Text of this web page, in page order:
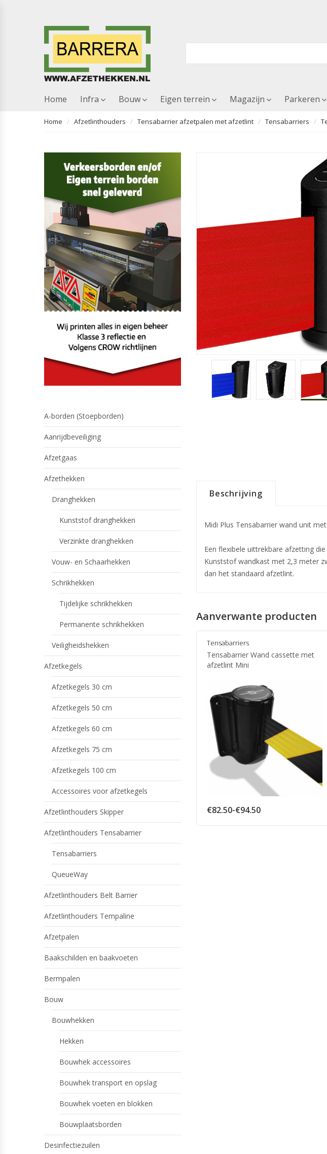
Home Infra Bouw Eigen terrein Magazijn Parkeren
Home Afzetlinthouders Tensabarrier afzetpalen met afzetlint Tensabarriers
Beschrijving
Midi Plus Tensabarrier wand unit
Een flexibele uittrekbare afzetting
Kunststof wandkast met 2,3 meter
dan het standaard afzetlint.
Aanverwante producten
Tensabarriers
Tensabarrier Wand cassette met
afzetlint Mini
€82.50-€94.50Prijsklasse:
A-borden (Stoepborden)
Aanrijdbeveiliging
Afzetgaas
Afzethekken
Dranghekken
Kunststof dranghekken
Verzinkte dranghekken
Vouw- en Schaarhekken
Schrikhekken
Tijdelijke schrikhekken
Permanente schrikhekken
Veiligheidshekken
Afzetkegels
Afzetkegels 30 cm
Afzetkegels 50 cm
Afzetkegels 60 cm
Afzetkegels 75 cm
Afzetkegels 100 cm
Accessoires voor afzetkegels
Afzetlinthouders Skipper
Afzetlinthouders Tensabarrier
Tensabarriers
QueueWay
Afzetlinthouders Belt Barrier
Afzetlinthouders Tempaline
Afzetpalen
Baakschilden en baakvoeten
Bermpalen
Bouw
Bouwhekken
Hekken
Bouwhek accessoires
Bouwhek transport en opslag
Bouwhek voeten en blokken
Bouwplaatsborden
Desinfectiezuilen